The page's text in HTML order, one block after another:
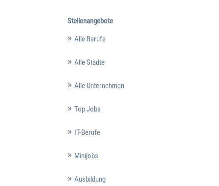
Stellenangebote
Alle Berufe
Alle Städte
Alle Unternehmen
Top Jobs
IT-Berufe
Minijobs
Ausbildung